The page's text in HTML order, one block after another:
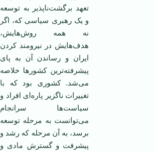
تعهد برگشت‌ناپذیر به توسعه
و یک رهبری سیاسی که، اگر
نه همه روش‌هایش،
هدف‌هايش در نیرومند کردن
ایران و رساندن آن به پای
پیشرفته‌ترین کشورها خلاصه
می‌شد. کشوری بود که با
تغییرات ناگزیر پاره‌ای افراد و
سیاست‌ها سرانجام
می‌توانست به مرحله توسعه
برسد، به آن مرحله که رشد و
پیشرفت و گسترش مادی و